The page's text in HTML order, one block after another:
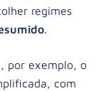
regimes
.
por exemplo, o
com